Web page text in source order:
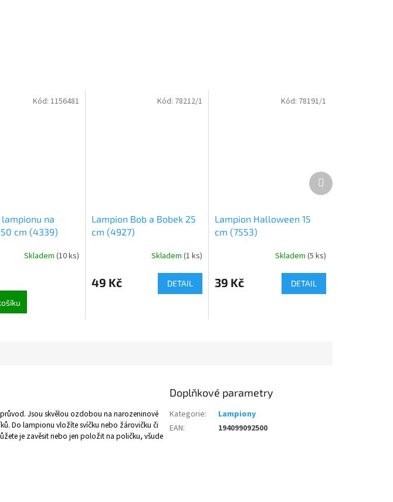
na
cm (4339)
Skladem (10 ks)
Kód: 1156481
Lampion Bob a Bobek 25
cm (4927)
Skladem(1 ks)
49 Kč DETAIL
Kód: 78212/1
Lampion Halloween 15
cm (7553)
Skladem (5 ks)
39 Kč DETAIL
Kód: 78191/1
Další
produkt
Jsou skvělou ozdobou na narozeninové
Do lampionu vložíte svíčku nebo žárovičku či
je zavěsit nebo jen položit na poličku, všude
Doplňkové parametry
Kategorie:
Lampiony
EAN: 194099092500